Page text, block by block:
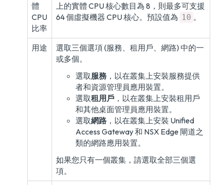
體
CPU
比率
上的實體 CPU 核心數目為 8，則最多可支援
64 個虛擬機器 CPU 核心。預設值為 10 。
用途
選取三個選項 (服務、租用戶、網路) 中的一
或多個。
選取服務 ，以在叢集上安裝服務提供
者和資源管理員應用裝置。
選取租用戶 ，以在叢集上安裝租用戶
和其他桌面管理員應用裝置。
選取網路 ，以在叢集上安裝 Unified
Access Gateway 和 NSX Edge 閘道之
類的網路應用裝置。
如果您只有一個叢集，請選取全部三個選
項。